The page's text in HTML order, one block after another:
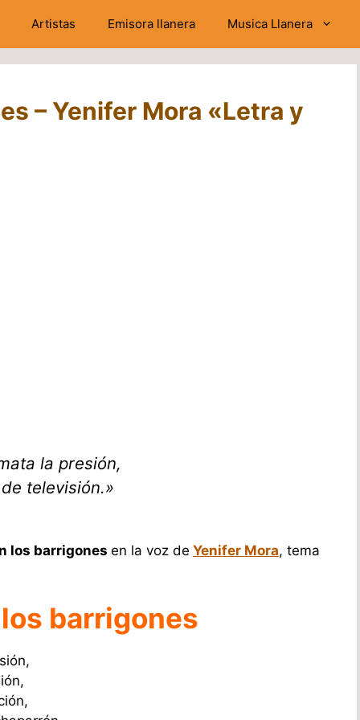
Artistas Emisora llanera Musica Llanera
– Yenifer Mora «Letra y
la presión,
televisión.»
los barrigones en la voz de Yenifer Mora, tema
barrigones